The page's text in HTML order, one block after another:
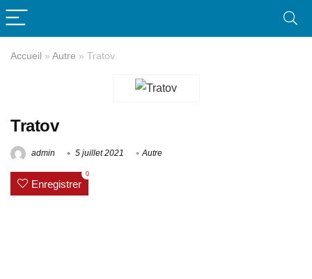
Accueil » Autre » Tratov
Tratov
admin 5 juillet 2021 Autre
Enregistrer
0